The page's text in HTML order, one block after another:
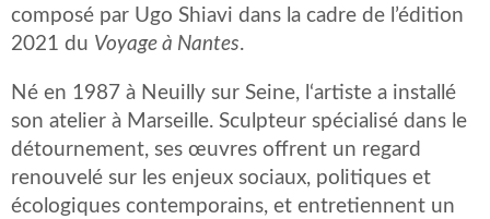
composé par Ugo Shiavi dans la cadre de l’édition
2021 du Voyage à Nantes.
Né en 1987 à Neuilly sur Seine, l‘artiste a installé
son atelier à Marseille. Sculpteur spécialisé dans le
détournement, ses œuvres offrent un regard
renouvelé sur les enjeux sociaux, politiques et
écologiques contemporains, et entretiennent un